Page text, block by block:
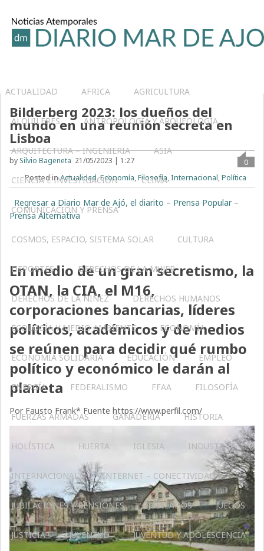
ACTUALIDAD AFRICA AGRICULTURA
ALQUILERES ANTROPOLOGÍA Y ARQUEOLOGÍA
ARQUITECTURA – INGENIERIA ASIA
CIENCIA E INVESTIGACIÓN CLIMA
COMUNICACIÓN Y PRENSA
COSMOS, ESPACIO, SISTEMA SOLAR CULTURA
DEPORTES DERECHOS DE LA MUJER
DERECHOS DE LA NIÑEZ DERECHOS HUMANOS
ECOLOGÍA Y MEDIO AMBIENTE ECONOMÍA
ECONOMÍA SOLIDARIA EDUCACIÓN EMPLEO
ENERGÍA FEDERALISMO FFAA FILOSOFÍA
FUERZAS ARMADAS GANADERIA HISTORIA
HOLÍSTICA HUERTA IGLESIA INDUSTRIA
INTERNACIONAL INTERNET – CONECTIVIDAD
JUBILACIONES Y PENSIONES JUBILADOS JUEGOS
JUSTICIA JUVENTUD JUVENTUD Y ADOLESCENCIA
Bilderberg 2023: los dueños del
mundo en una reunión secreta en
Lisboa
by Silvio Bageneta 21/05/2023 | 1:27
0
Posted inActualidad,Economía,Filosofía,Internacional,Política
Regresar a Diario Mar de Ajó, el diarito – Prensa Popular –
Prensa Alternativa
En medio de un gran secretismo, la
OTAN, la CIA, el M16,
corporaciones bancarias, líderes
políticos, académicos y de medios
se reúnen para decidir qué rumbo
político y económico le darán al
planeta
Por Fausto Frank* Fuente https://www.perfil.com/